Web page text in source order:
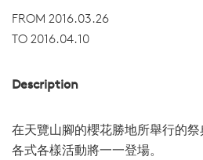
FROM 2016.03.26
TO 2016.04.10
Description
在天覽山腳的櫻花勝地所舉行的
各式各樣活動將一一登場。